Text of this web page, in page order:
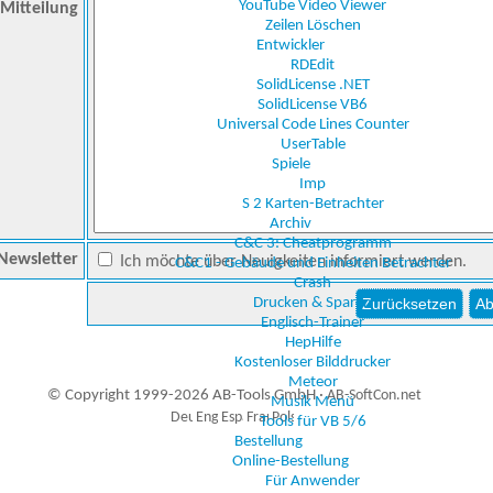
YouTube Video Viewer
Zeilen Löschen
Entwickler
RDEdit
SolidLicense .NET
SolidLicense VB6
Universal Code Lines Counter
UserTable
Spiele
Imp
S 2 Karten-Betrachter
Archiv
C&C 3: Cheatprogramm
C&C1 - Gebäude und Einheiten Betrachter
Crash
Drucken & Sparen
Englisch-Trainer
HepHilfe
Kostenloser Bilddrucker
Meteor
Musik Menü
Tools für VB 5/6
Bestellung
Online-Bestellung
Für Anwender
Mitteilung
Newsletter Ich möchte über Neuigkeiten informiert werden.
© Copyright 1999-2026 AB-Tools GmbH ·AB-SoftCon.net
Auxiliary supplies